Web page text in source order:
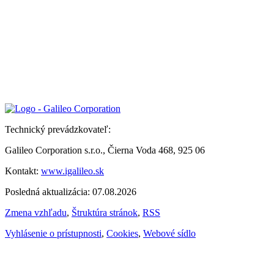
Technický prevádzkovateľ:
Galileo Corporation s.r.o., Čierna Voda 468, 925 06
Kontakt: www.igalileo.sk
Posledná aktualizácia: 07.08.2026
Zmena vzhľadu, Štruktúra stránok, RSS
Vyhlásenie o prístupnosti, Cookies, Webové sídlo